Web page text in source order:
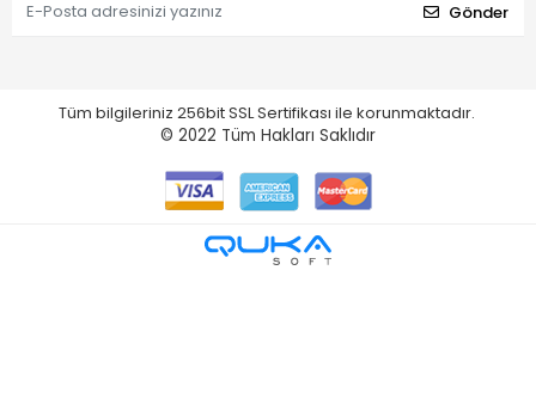
Gönder
Tüm bilgileriniz 256bit SSL Sertifikası ile korunmaktadır.
© 2022 Tüm Hakları Saklıdır